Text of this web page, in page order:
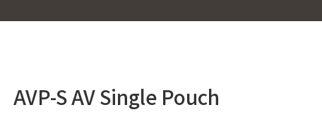
AVP-S AV Single Pouch